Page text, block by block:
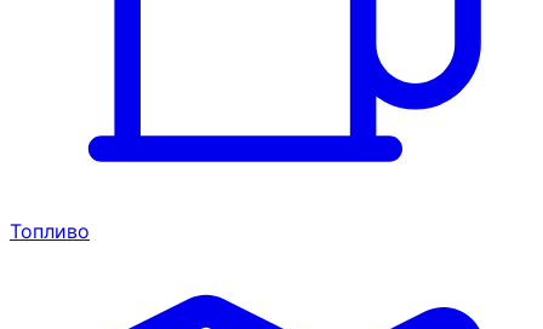
Топливо